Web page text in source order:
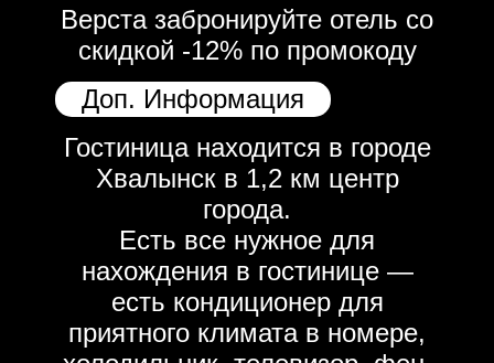
Верста забронируйте отель со
скидкой -12% по промокоду
Доп. Информация
Гостиница находится в городе
Хвалынск в 1,2 км центр
города.
Есть все нужное для
нахождения в гостинице —
есть кондиционер для
приятного климата в номере,